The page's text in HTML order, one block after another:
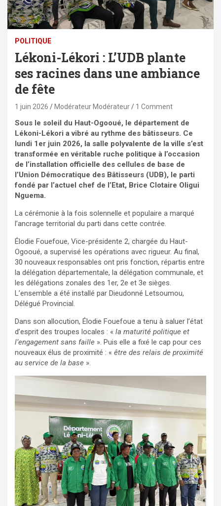
POLITIQUE
Lékoni-Lékori : L’UDB plante
ses racines dans une ambiance
de fête
1 juin 2026 Modérateur Modérateur 1 Comment
Sous le soleil du Haut-Ogooué, le département de
Lékoni-Lékori a vibré au rythme des bâtisseurs. Ce
lundi 1er juin 2026, la salle polyvalente de la ville s’est
transformée en véritable ruche politique à l’occasion
de l’installation officielle des cellules de base de
l’Union Démocratique des Bâtisseurs (UDB), le parti
fondé par l’actuel chef de l’Etat, Brice Clotaire Oligui
Nguema.
La cérémonie à la fois solennelle et populaire a marqué
l’ancrage territorial du parti dans cette contrée.
Élodie Fouefoue, Vice-présidente 2, chargée du Haut-
Ogooué, a supervisé les opérations avec rigueur. Au final,
30 nouveaux responsables ont pris fonction, répartis entre
la délégation départementale, la délégation communale, et
les délégations zonales des 1er, 2e et 3e sièges.
L’ensemble a été installé par Dieudonné Letsoumou,
Délégué Provincial.
Dans son allocution, Élodie Fouefoue a tenu à saluer l’état
d’esprit des troupes locales : « la maturité politique et
l’engagement sans faille ». Puis elle a fixé le cap pour ces
nouveaux élus de proximité : « être des relais de proximité
au service de la base ».